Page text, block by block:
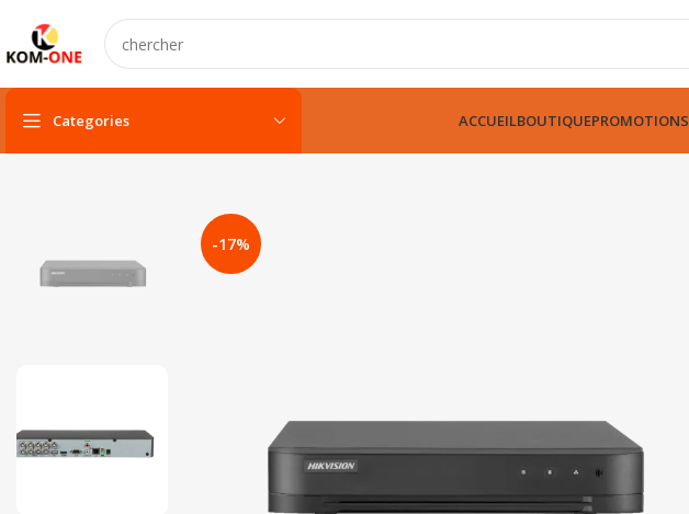
Categories
Unité centarle
Unité centarle avec écran
Tout-en-un
ACCUEILBOUTIQUEPROMOTIONS
-17%